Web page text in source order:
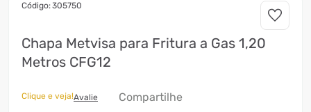
:305750
Chapa Metvisa para Fritura a Gas 1,20
Metros CFG12
Clique e veja!Avalie Compartilhe
2º
fogão
3º
freezer
4º
forno